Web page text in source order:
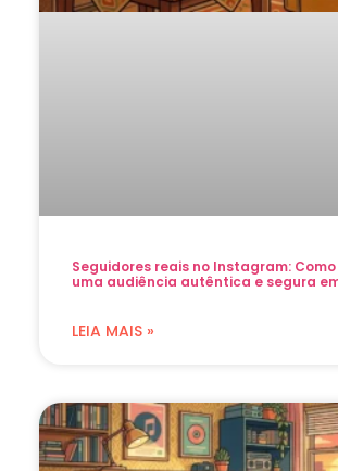
Seguidores reais no Instagram:
uma audiência autêntica e segura
LEIA MAIS »